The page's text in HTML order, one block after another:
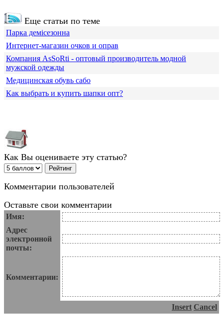
Еще статьи по теме
Парка демісезонна
Интернет-магазин очков и оправ
Компания АsSoRti - оптовый производитель модной
мужской одежды
Медицинская обувь сабо
Как выбрать и купить шапки опт?
Как Вы оцениваете эту статью?
Комментарии пользователей
Оставьте свои комментарии
Имя:
Адрес
электронной
почты:
Комментарии:
Insert Cancel